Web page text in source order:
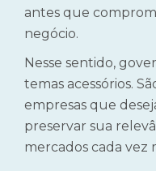
antes que
negócio.
Nesse sentido,
temas acessórios.
empresas que
preservar sua
mercados cada vez